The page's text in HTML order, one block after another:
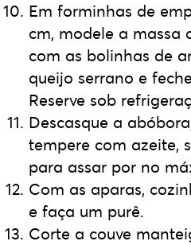
Em forminhas de
cm, modele a massa
com as bolinhas de
queijo serrano e
Reserve sob
Descasque a
tempere com azeite,
para assar por no
Com as aparas,
e faça um purê.
Corte a couve